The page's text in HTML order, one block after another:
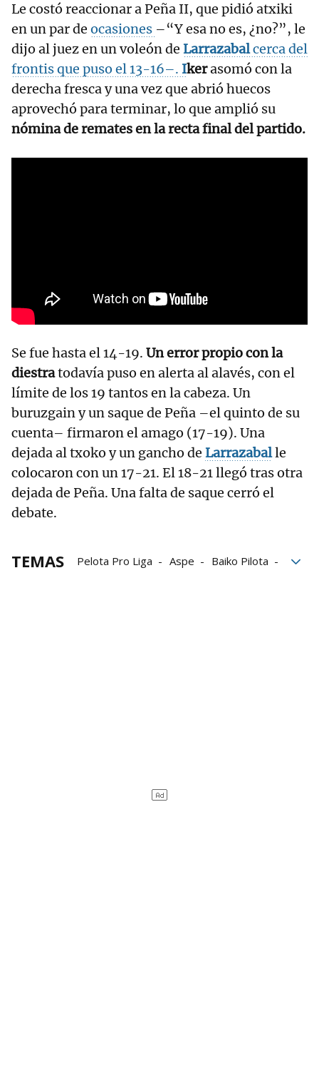
Le costó reaccionar a Peña II, que pidió atxiki
en un par de ocasiones –“Y esa no es, ¿no?”, le
dijo al juez en un voleón de Larrazabalcerca del
frontis que puso el 13-16–. Ikerasomó con la
derecha fresca y una vez que abrió huecos
aprovechó para terminar, lo que amplió su
nómina de remates en la recta final del partido.
Se fue hasta el 14-19. Un error propio con la
diestratodavía puso en alerta al alavés, con el
límite de los 19 tantos en la cabeza. Un
buruzgain y un saque de Peña –el quinto de su
cuenta– firmaron el amago (17-19). Una
dejada al txoko y un gancho de Larrazaballe
colocaron con un 17-21. El 18-21 llegó tras otra
dejada de Peña. Una falta de saque cerró el
debate.
TEMAS Pelota Pro Liga Aspe
Baiko Pilota